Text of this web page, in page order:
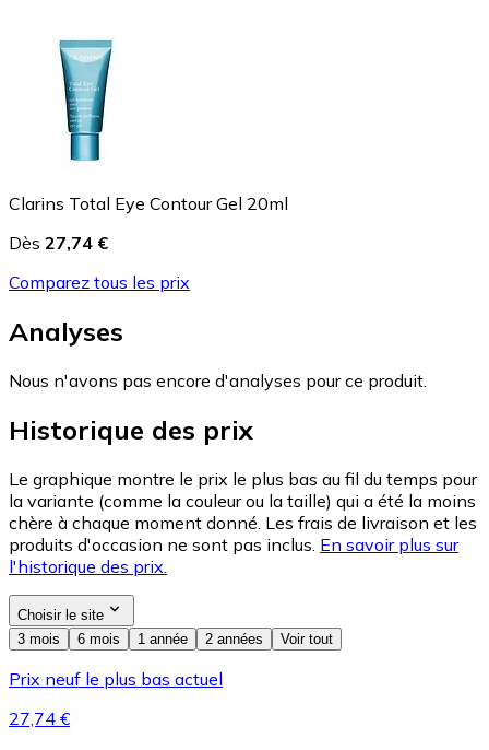
Clarins Total Eye Contour Gel 20ml
Dès 27,74 €
Comparez tous les prix
Analyses
Nous n'avons pas encore d'analyses pour ce produit.
Historique des prix
Le graphique montre le prix le plus bas au fil du temps pour
la variante (comme la couleur ou la taille) qui a été la moins
chère à chaque moment donné. Les frais de livraison et les
produits d'occasion ne sont pas inclus. En savoir plus sur
l'historique des prix.
Choisir le site
3 mois
6 mois 1 année 2 années Voir tout
Prix neuf le plus bas actuel
27,74 €